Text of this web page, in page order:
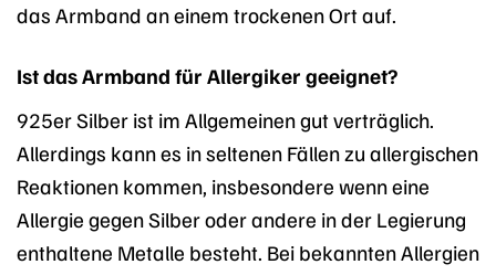
das Armband an einem trockenen Ort auf.
Ist das Armband für Allergiker geeignet?
925er Silber ist im Allgemeinen gut verträglich.
Allerdings kann es in seltenen Fällen zu allergischen
Reaktionen kommen, insbesondere wenn eine
Allergie gegen Silber oder andere in der Legierung
enthaltene Metalle besteht. Bei bekannten Allergien